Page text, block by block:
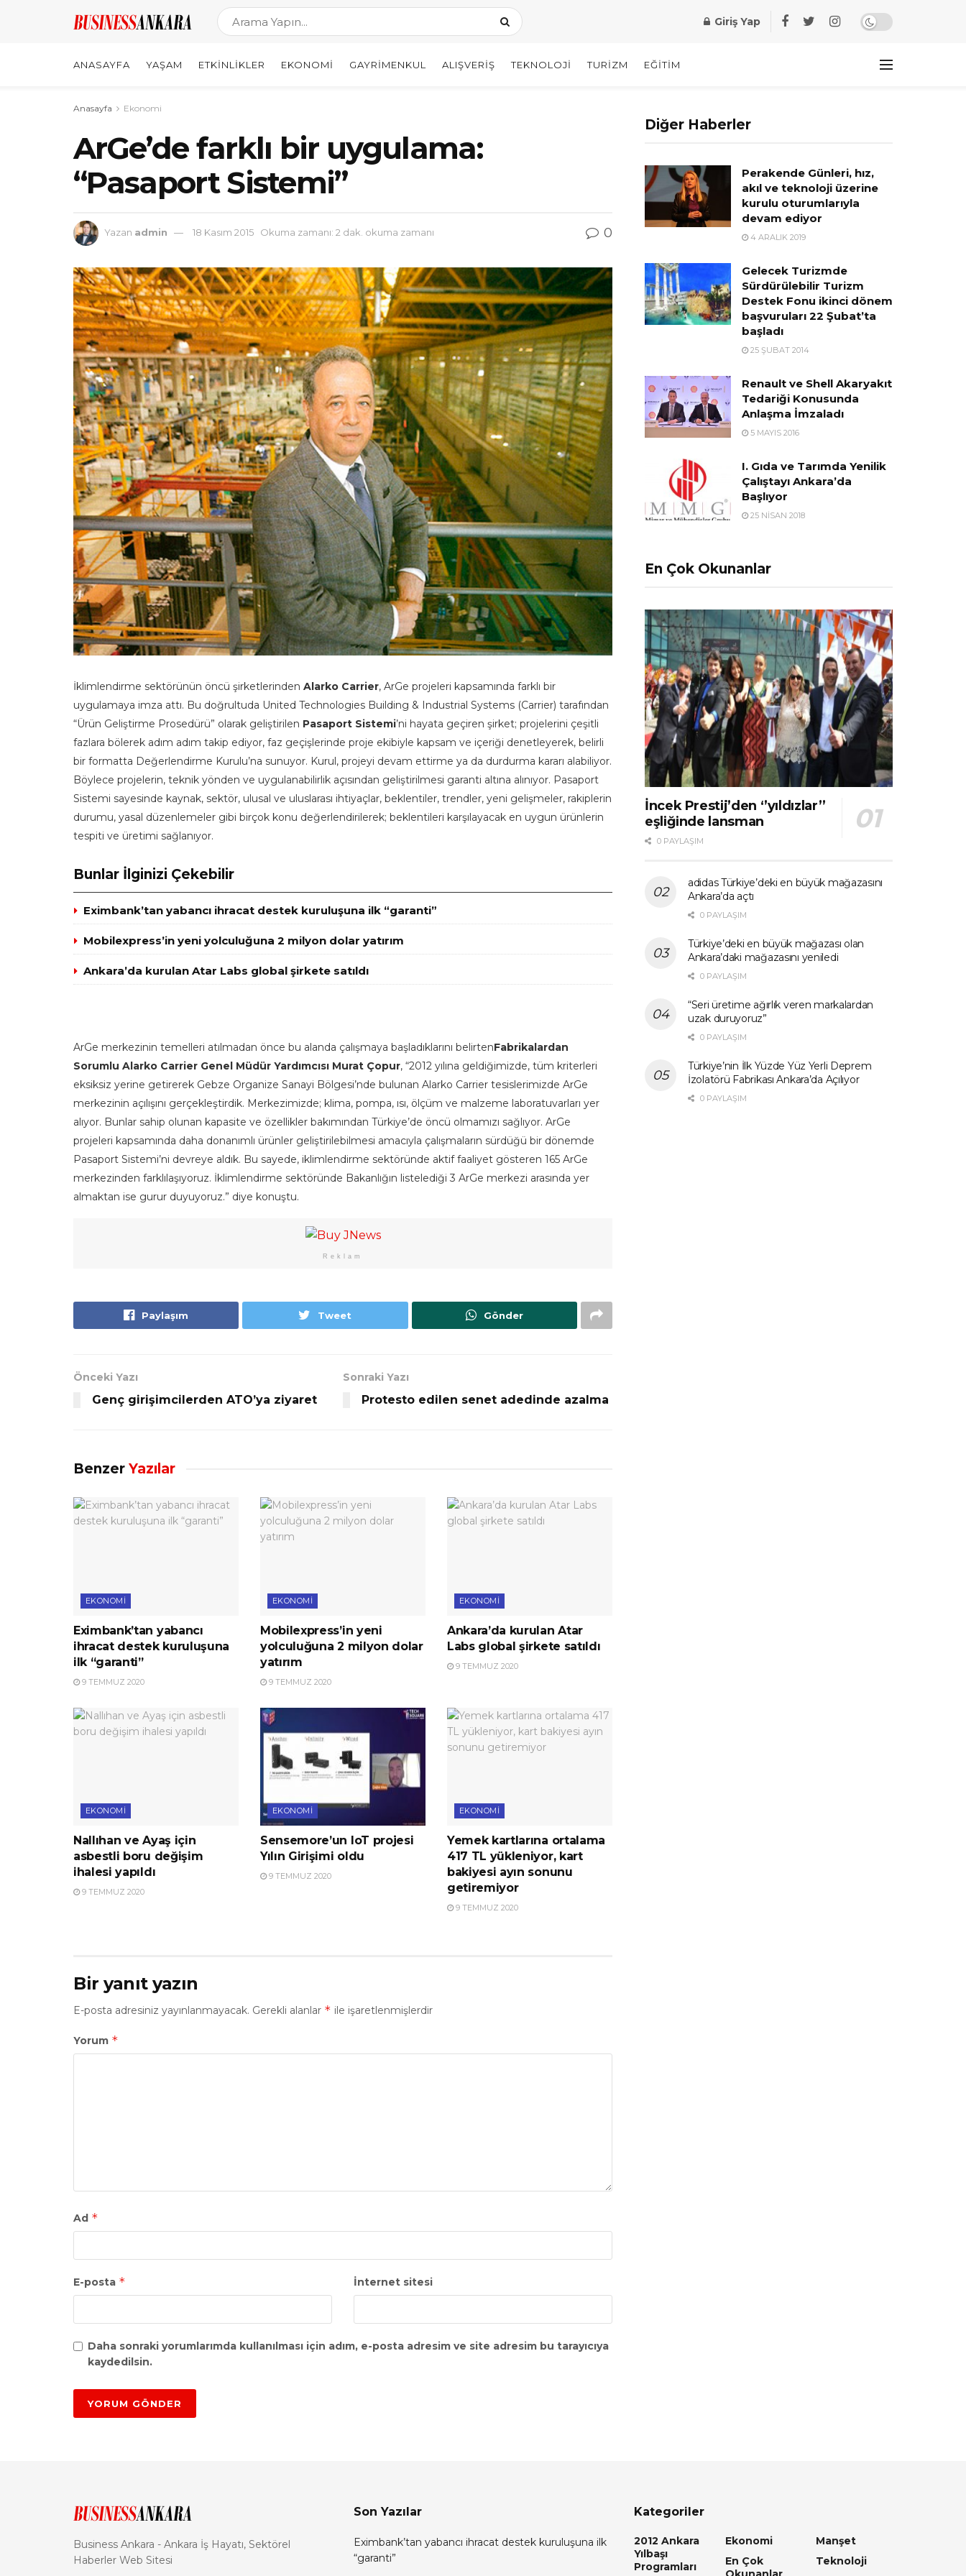
Giriş Yap
ANASAYFA YAŞAM ETKINLIKLER EKONOMI GAYRIMENKUL ALIŞVERIŞ TEKNOLOJI TURIZM EĞITIM
Anasayfa Ekonomi
ArGe’de farklı bir uygulama:
“Pasaport Sistemi”
Yazan admin 18 Kasım 2015 Okuma zamanı: 2 dak. okuma zamanı 0
İklimlendirme sektörünün öncü şirketlerinden Alarko Carrier, ArGe projeleri kapsamında farklı bir
uygulamaya imza attı. Bu doğrultuda United Technologies Building & Industrial Systems (Carrier) tarafından
“Ürün Geliştirme Prosedürü” olarak geliştirilen Pasaport Sistemi’ni hayata geçiren şirket; projelerini çeşitli
fazlara bölerek adım adım takip ediyor, faz geçişlerinde proje ekibiyle kapsam ve içeriği denetleyerek, belirli
bir formatta Değerlendirme Kurulu’na sunuyor. Kurul, projeyi devam ettirme ya da durdurma kararı alabiliyor.
Böylece projelerin, teknik yönden ve uygulanabilirlik açısından geliştirilmesi garanti altına alınıyor. Pasaport
Sistemi sayesinde kaynak, sektör, ulusal ve uluslarası ihtiyaçlar, beklentiler, trendler, yeni gelişmeler, rakiplerin
durumu, yasal düzenlemeler gibi birçok konu değerlendirilerek; beklentileri karşılayacak en uygun ürünlerin
tespiti ve üretimi sağlanıyor.
Bunlar İlginizi Çekebilir
Eximbank’tan yabancı ihracat destek kuruluşuna ilk “garanti”
Mobilexpress’in yeni yolculuğuna 2 milyon dolar yatırım
Ankara’da kurulan Atar Labs global şirkete satıldı
ArGe merkezinin temelleri atılmadan önce bu alanda çalışmaya başladıklarını belirtenFabrikalardan
Sorumlu Alarko Carrier Genel Müdür Yardımcısı Murat Çopur, “2012 yılına geldiğimizde, tüm kriterleri
eksiksiz yerine getirerek Gebze Organize Sanayi Bölgesi’nde bulunan Alarko Carrier tesislerimizde ArGe
merkezinin açılışını gerçekleştirdik. Merkezimizde; klima, pompa, ısı, ölçüm ve malzeme laboratuvarları yer
alıyor. Bunlar sahip olunan kapasite ve özellikler bakımından Türkiye’de öncü olmamızı sağlıyor. ArGe
projeleri kapsamında daha donanımlı ürünler geliştirilebilmesi amacıyla çalışmaların sürdüğü bir dönemde
Pasaport Sistemi’ni devreye aldık. Bu sayede, iklimlendirme sektöründe aktif faaliyet gösteren 165 ArGe
merkezinden farklılaşıyoruz. İklimlendirme sektöründe Bakanlığın listelediği 3 ArGe merkezi arasında yer
almaktan ise gurur duyuyoruz.” diye konuştu.
Reklam
Paylaşım Tweet Gönder
Önceki Yazı
Genç girişimcilerden ATO’ya ziyaret
Sonraki Yazı
Protesto edilen senet adedinde azalma
Benzer Yazılar
EKONOMI
Eximbank’tan yabancı
ihracat destek kuruluşuna
ilk “garanti”
9 TEMMUZ 2020
EKONOMI
Mobilexpress’in yeni
yolculuğuna 2 milyon dolar
yatırım
9 TEMMUZ 2020
EKONOMI
Ankara’da kurulan Atar
Labs global şirkete satıldı
9 TEMMUZ 2020
EKONOMI
Nallıhan ve Ayaş için
asbestli boru değişim
ihalesi yapıldı
9 TEMMUZ 2020
EKONOMI
Sensemore’un IoT projesi
Yılın Girişimi oldu
9 TEMMUZ 2020
EKONOMI
Yemek kartlarına ortalama
417 TL yükleniyor, kart
bakiyesi ayın sonunu
getiremiyor
9 TEMMUZ 2020
Bir yanıt yazın
E-posta adresiniz yayınlanmayacak. Gerekli alanlar * ile işaretlenmişlerdir
Yorum *
Ad *
E-posta * İnternet sitesi
Daha sonraki yorumlarımda kullanılması için adım, e-posta adresim ve site adresim bu tarayıcıya
kaydedilsin.
Diğer Haberler
Perakende Günleri, hız,
akıl ve teknoloji üzerine
kurulu oturumlarıyla
devam ediyor
4 ARALIK 2019
Gelecek Turizmde
Sürdürülebilir Turizm
Destek Fonu ikinci dönem
başvuruları 22 Şubat’ta
başladı
25 ŞUBAT 2014
Renault ve Shell Akaryakıt
Tedariği Konusunda
Anlaşma İmzaladı
5 MAYIS 2016
I. Gıda ve Tarımda Yenilik
Çalıştayı Ankara’da
Başlıyor
25 NISAN 2018
En Çok Okunanlar
İncek Prestij’den ‘’yıldızlar’’
eşliğinde lansman
0 PAYLAŞIM
adidas Türkiye’deki en büyük mağazasını
Ankara’da açtı
0 PAYLAŞIM
Türkiye’deki en büyük mağazası olan
Ankara’daki mağazasını yeniledi
0 PAYLAŞIM
“Seri üretime ağırlık veren markalardan
uzak duruyoruz”
0 PAYLAŞIM
Türkiye’nin İlk Yüzde Yüz Yerli Deprem
İzolatörü Fabrikası Ankara’da Açılıyor
0 PAYLAŞIM
Business Ankara - Ankara İş Hayatı, Sektörel
Haberler Web Sitesi
Son Yazılar
Eximbank’tan yabancı ihracat destek kuruluşuna ilk
“garanti”
Kategoriler
2012 Ankara
Yılbaşı
Programları
Ekonomi
En Çok
Manşet
Teknoloji